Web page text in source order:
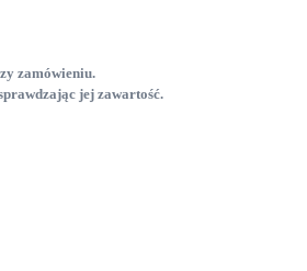
zamówieniu.
jej zawartość.